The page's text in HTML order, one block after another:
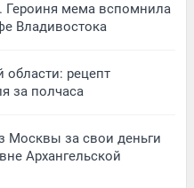
Героиня мема вспомнила
Владивостока
рецепт
за полчаса
Москвы за свои деньги
Архангельской